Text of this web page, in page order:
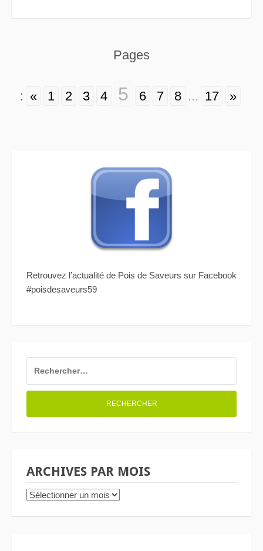
Pages
: « 1 2 3 4 5 6 7 8 ... 17 »
Retrouvez l’actualité de Pois de Saveurs sur Facebook
#poisdesaveurs59
ARCHIVES PAR MOIS
ARCHIVES
MOIS